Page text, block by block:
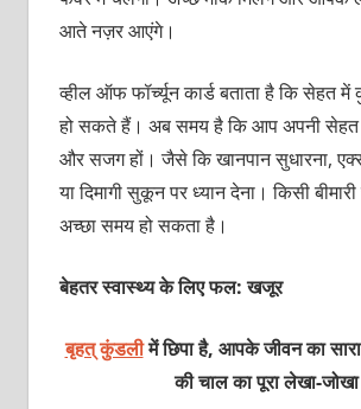
आते नज़र आएंगे।
व्हील ऑफ फॉर्च्यून कार्ड बताता है कि सेहत
हो सकते हैं। अब समय है कि आप अपनी सेहत
और सजग हों। जैसे कि खानपान सुधारना,
या दिमागी सुकून पर ध्यान देना। किसी
अच्छा समय हो सकता है।
बेहतर स्वास्थ्य के लिए फल: खजूर
बृहत् कुंडलीमें छिपा है, आपके जीवन का
की चाल का पूरालेखा-जोखा